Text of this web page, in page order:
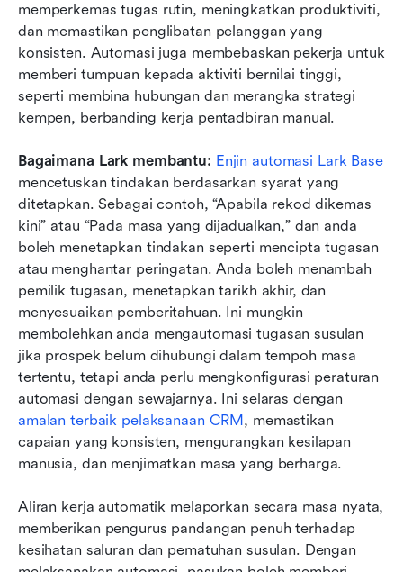
memperkemas tugas rutin, meningkatkan produktiviti,
dan memastikan penglibatan pelanggan yang
konsisten. Automasi juga membebaskan pekerja untuk
memberi tumpuan kepada aktiviti bernilai tinggi,
seperti membina hubungan dan merangka strategi
kempen, berbanding kerja pentadbiran manual.
Bagaimana Lark membantu: Enjin automasi Lark Base
mencetuskan tindakan berdasarkan syarat yang
ditetapkan. Sebagai contoh, “Apabila rekod dikemas
kini” atau “Pada masa yang dijadualkan,” dan anda
boleh menetapkan tindakan seperti mencipta tugasan
atau menghantar peringatan. Anda boleh menambah
pemilik tugasan, menetapkan tarikh akhir, dan
menyesuaikan pemberitahuan. Ini mungkin
membolehkan anda mengautomasi tugasan susulan
jika prospek belum dihubungi dalam tempoh masa
tertentu, tetapi anda perlu mengkonfigurasi peraturan
amalan terbaik pelaksanaan CRM , memastikan
capaian yang konsisten, mengurangkan kesilapan
manusia, dan menjimatkan masa yang berharga.
Aliran kerja automatik melaporkan secara masa nyata,
memberikan pengurus pandangan penuh terhadap
kesihatan saluran dan pematuhan susulan. Dengan